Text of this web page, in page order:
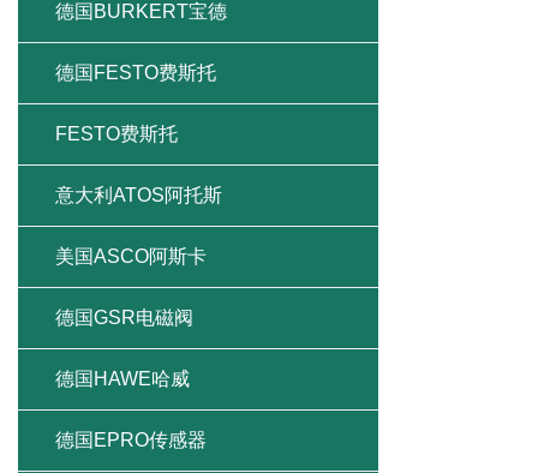
德国BURKERT宝德
德国FESTO费斯托
FESTO费斯托
意大利ATOS阿托斯
美国ASCO阿斯卡
德国GSR电磁阀
德国HAWE哈威
德国EPRO传感器